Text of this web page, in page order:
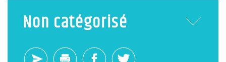
Non catégorisé